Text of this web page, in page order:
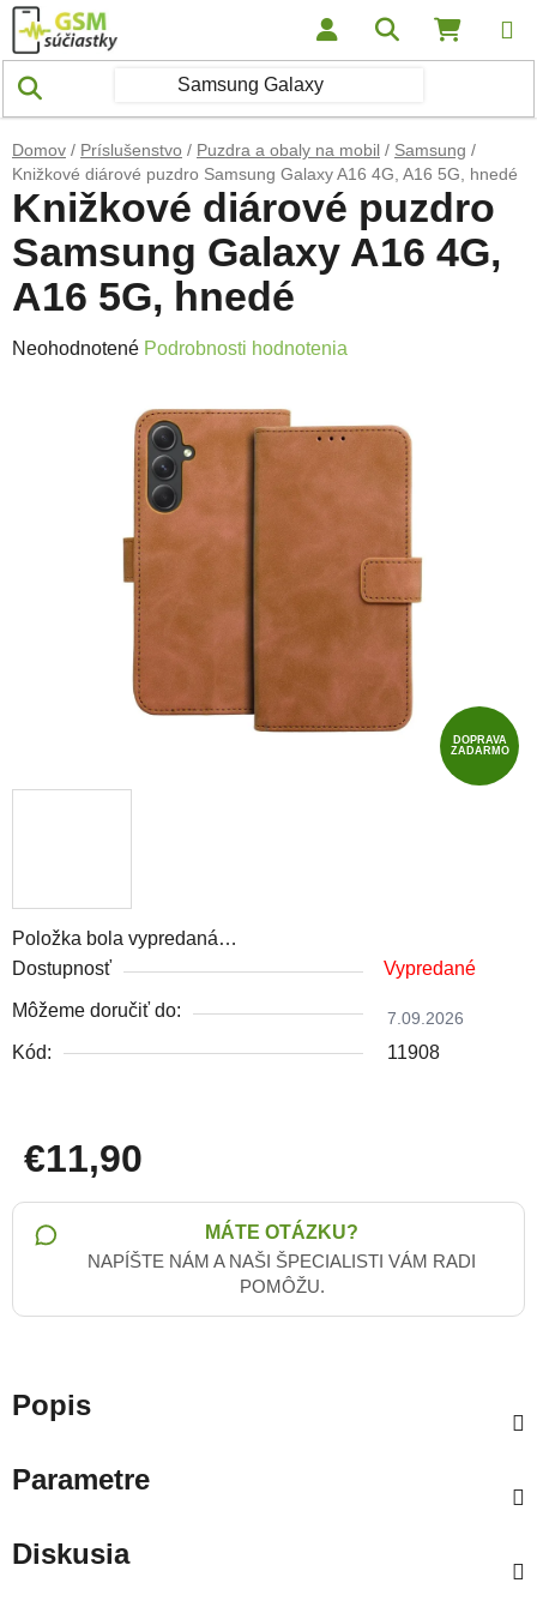
Prejsť na obsah Hľadať
Domov / Príslušenstvo / Puzdra a obaly na mobil / Samsung /
Knižkové diárové puzdro Samsung Galaxy A16 4G, A16 5G, hnedé
Položka bola vypredaná…
Dostupnosť
Vypredané
Môžeme doručiť do: 7.09.2026
Kód: 11908
€11,90
MÁTE OTÁZKU?
NAPÍŠTE NÁM A NAŠI ŠPECIALISTI VÁM RADI
POMÔŽU.
Knižkové diárové puzdro
Samsung Galaxy A16 4G,
A16 5G, hnedé
Priemerné hodnotenie produktu je 0,0 z 5 hviezdičiek.
Neohodnotené Podrobnosti hodnotenia
DOPRAVA
ZADARMO
Popis
Parametre
Diskusia